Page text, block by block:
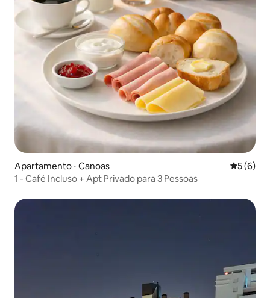
Apartamento ⋅ Canoas 5 de
5 (6)
1 - Café Incluso + Apt Privado para 3 Pessoas